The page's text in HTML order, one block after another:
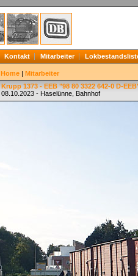
Kontakt Mitarbeiter
Home | Mitarbeiter
Krupp 1373 - EEB "98 80 3322 642-0 D-
08.10.2023 - Haselünne, Bahnhof